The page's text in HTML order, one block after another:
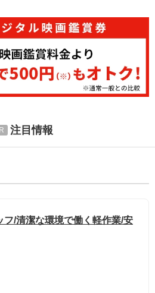
注目情報
フ/清潔な環境で働く軽作業/安